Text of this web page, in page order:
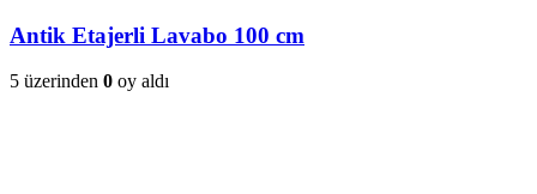
Antik Etajerli Lavabo 100 cm
5 üzerinden 0 oy aldı